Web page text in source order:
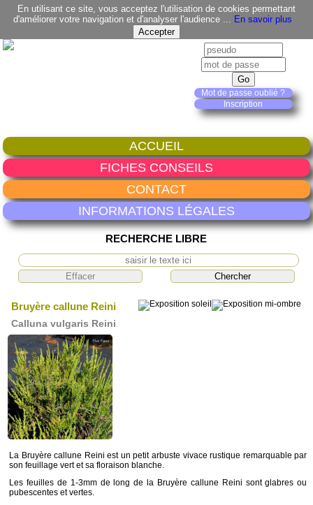
En utilisant ce site, vous acceptez l'utilisation de cookies permettant
d'améliorer votre navigation et d'analyser l'audience ... En savoir plus
Mot de passe oublié ?
Inscription
ACCUEIL
FICHES CONSEILS
CONTACT
INFORMATIONS LÉGALES
RECHERCHE LIBRE
Bruyère callune Reini
Calluna vulgaris Reini
La Bruyère callune Reini est un petit arbuste vivace rustique remarquable par
son feuillage vert et sa floraison blanche.
Les feuilles de 1-3mm de long de la Bruyère callune Reini sont glabres ou
pubescentes et vertes.